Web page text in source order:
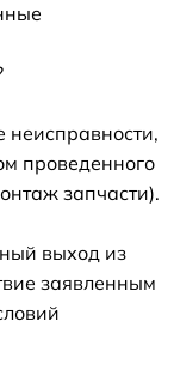
неисправности,
проведенного
запчасти).
выход из
заявленным